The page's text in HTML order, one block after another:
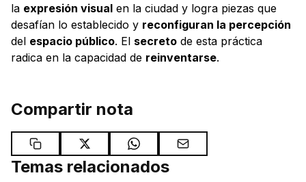
la expresión visual en la ciudad y logra piezas que
desafían lo establecido y reconfiguran la percepción
del espacio público. El secreto de esta práctica
radica en la capacidad de reinventarse.
Compartir nota
Temas relacionados